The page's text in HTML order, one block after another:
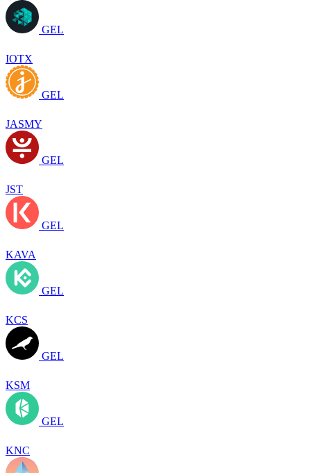
GEL
IOTX
GEL
JASMY
GEL
JST
GEL
KAVA
GEL
KCS
GEL
KSM
GEL
KNC